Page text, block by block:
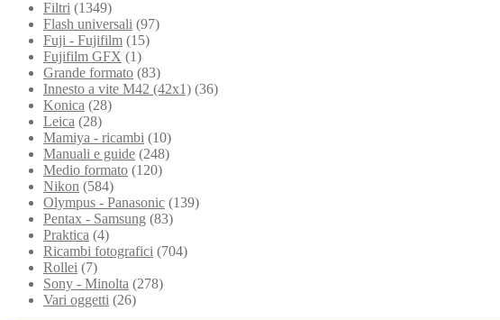
Filtri (1349)
Flash universali (97)
Fuji - Fujifilm (15)
Fujifilm GFX (1)
Grande formato (83)
Innesto a vite M42 (42x1) (36)
Konica (28)
Leica (28)
Mamiya - ricambi (10)
Manuali e guide (248)
Medio formato (120)
Nikon (584)
Olympus - Panasonic (139)
Pentax - Samsung (83)
Praktica (4)
Ricambi fotografici (704)
Rollei (7)
Sony - Minolta (278)
Vari oggetti (26)